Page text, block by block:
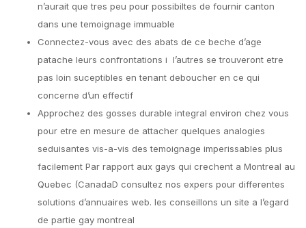
n’aurait que tres peu pour possibiltes de fournir canton
dans une temoignage immuable
Connectez-vous avec des abats de ce beche d’age
patache leurs confrontations i l’autres se trouveront etre
pas loin suceptibles en tenant deboucher en ce qui
concerne d’un effectif
Approchez des gosses durable integral environ chez vous
pour etre en mesure de attacher quelques analogies
seduisantes vis-a-vis des temoignage imperissables plus
facilement Par rapport aux gays qui crechent a Montreal au
Quebec (CanadaD consultez nos expers pour differentes
solutions d’annuaires web. les conseillons un site a l’egard
de partie gay montreal